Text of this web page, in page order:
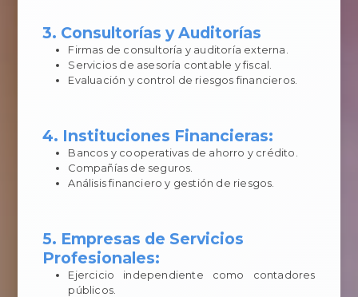
3. Consultorías y Auditorías
Firmas de consultoría y auditoría externa.
Servicios de asesoría contable y fiscal.
Evaluación y control de riesgos financieros.
4. Instituciones Financieras:
Bancos y cooperativas de ahorro y crédito.
Compañías de seguros.
Análisis financiero y gestión de riesgos.
5. Empresas de Servicios
Profesionales:
Ejercicio independiente como contadores
públicos.